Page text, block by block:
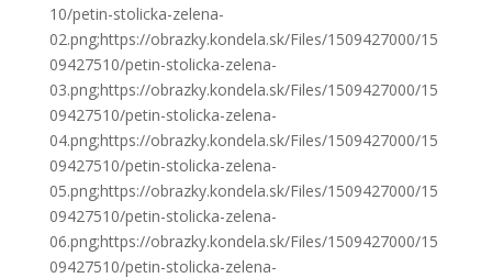
10/petin-stolicka-zelena-
02.png;https://obrazky.kondela.sk/Files/1509427000/15
09427510/petin-stolicka-zelena-
03.png;https://obrazky.kondela.sk/Files/1509427000/15
09427510/petin-stolicka-zelena-
04.png;https://obrazky.kondela.sk/Files/1509427000/15
09427510/petin-stolicka-zelena-
05.png;https://obrazky.kondela.sk/Files/1509427000/15
09427510/petin-stolicka-zelena-
06.png;https://obrazky.kondela.sk/Files/1509427000/15
09427510/petin-stolicka-zelena-